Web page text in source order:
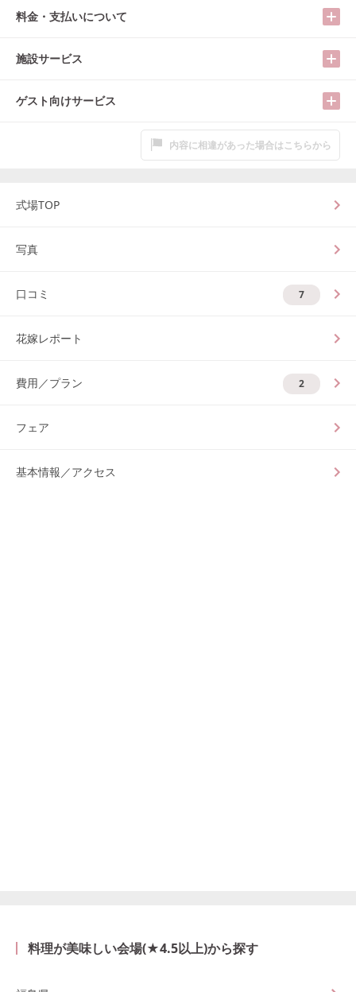
料金・支払いについて
施設サービス
ゲスト向けサービス
内容に相違があった場合はこちらから
式場TOP
写真
口コミ 7
花嫁レポート
費用／プラン 2
フェア
基本情報／アクセス
料理が美味しい会場(★4.5以上)から探す